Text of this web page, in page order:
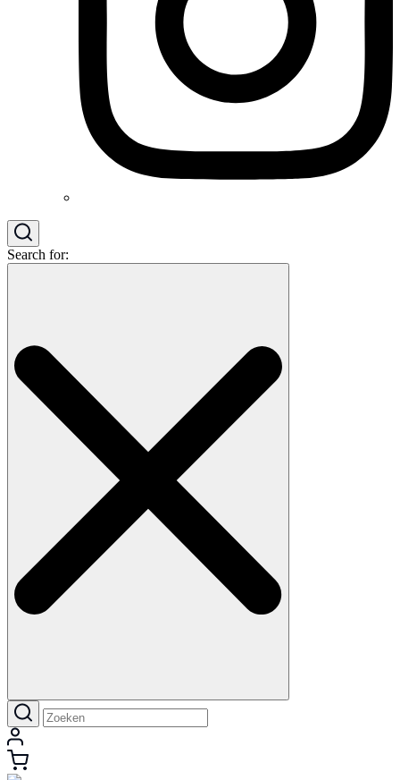
Search for: